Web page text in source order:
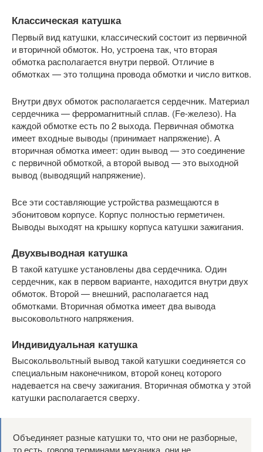
Классическая катушка
Первый вид катушки, классический состоит из первичной
и вторичной обмоток. Но, устроена так, что вторая
обмотка располагается внутри первой. Отличие в
обмотках — это толщина провода обмотки и число витков.
Внутри двух обмоток располагается сердечник. Материал
сердечника — ферромагнитный сплав. (Fe-железо). На
каждой обмотке есть по 2 выхода. Первичная обмотка
имеет входные выводы (принимает напряжение). А
вторичная обмотка имеет: один вывод — это соединение
с первичной обмоткой, а второй вывод — это выходной
вывод (выводящий напряжение).
Все эти составляющие устройства размещаются в
эбонитовом корпусе. Корпус полностью герметичен.
Выводы выходят на крышку корпуса катушки зажигания.
Двухвыводная катушка
В такой катушке установлены два сердечника. Один
сердечник, как в первом варианте, находится внутри двух
обмоток. Второй — внешний, располагается над
обмотками. Вторичная обмотка имеет два вывода
высоковольтного напряжения.
Индивидуальная катушка
Высокольвольтный вывод такой катушки соединяется со
специальным наконечником, второй конец которого
надевается на свечу зажигания. Вторичная обмотка у этой
катушки располагается сверху.
Объединяет разные катушки то, что они не разборные,
то есть, говоря терминами механика, они не